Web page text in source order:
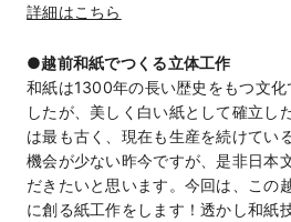
詳細はこちら
●越前和紙でつくる立体工作
和紙は1300年の長い歴史をもつ文化
したが、美しく白い紙として確立し
は最も古く、現在も生産を続けてい
機会が少ない昨今ですが、是非日本
だきたいと思います。今回は、この
に創る紙工作をします！透かし和紙